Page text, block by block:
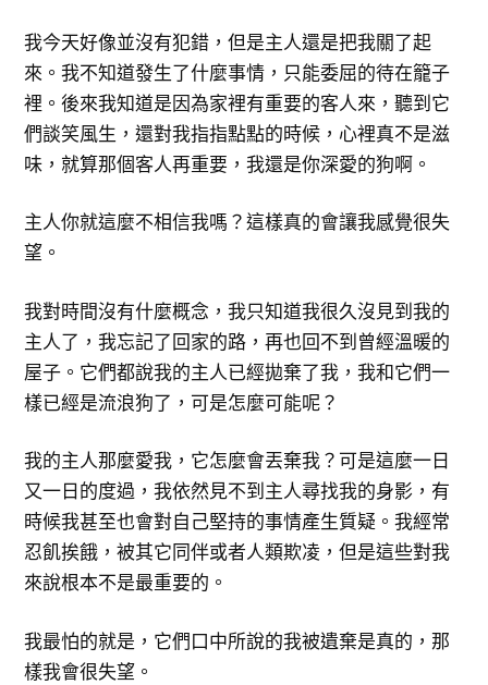
我今天好像並沒有犯錯，但是主人還是把我關了起
來。我不知道發生了什麼事情，只能委屈的待在籠子
裡。後來我知道是因為家裡有重要的客人來，聽到它
們談笑風生，還對我指指點點的時候，心裡真不是滋
味，就算那個客人再重要，我還是你深愛的狗啊。
主人你就這麼不相信我嗎？這樣真的會讓我感覺很失
望。
我對時間沒有什麼概念，我只知道我很久沒見到我的
主人了，我忘記了回家的路，再也回不到曾經溫暖的
屋子。它們都說我的主人已經拋棄了我，我和它們一
樣已經是流浪狗了，可是怎麼可能呢？
我的主人那麼愛我，它怎麼會丟棄我？可是這麼一日
又一日的度過，我依然見不到主人尋找我的身影，有
時候我甚至也會對自己堅持的事情產生質疑。我經常
忍飢挨餓，被其它同伴或者人類欺凌，但是這些對我
來說根本不是最重要的。
我最怕的就是，它們口中所說的我被遺棄是真的，那
樣我會很失望。